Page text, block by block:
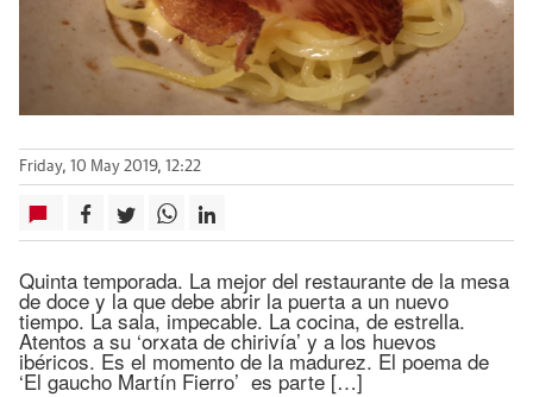
Friday, 10 May 2019, 12:22
Quinta temporada. La mejor del restaurante de la mesa
de doce y la que debe abrir la puerta a un nuevo
tiempo. La sala, impecable. La cocina, de estrella.
Atentos a su ‘orxata de chirivía’ y a los huevos
ibéricos. Es el momento de la madurez. El poema de
‘El gaucho Martín Fierro’ es parte […]